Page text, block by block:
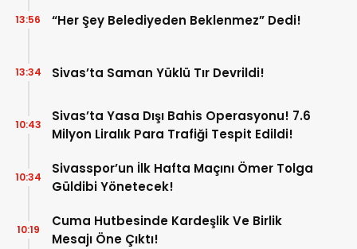
“Her Şey Belediyeden Beklenmez” Dedi!
13:56
Sivas’ta Saman Yüklü Tır Devrildi!
13:34
Sivas’ta Yasa Dışı Bahis Operasyonu! 7.6
Milyon Liralık Para Trafiği Tespit Edildi!
10:43
Sivasspor’un İlk Hafta Maçını Ömer Tolga
Güldibi Yönetecek!
10:34
Cuma Hutbesinde Kardeşlik Ve Birlik
Mesajı Öne Çıktı!
10:19